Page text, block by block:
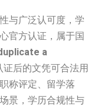
与广泛认可度，学
官方认证，属于国
a
证后的文凭可合法用
称评定、留学落
景，学历合规性与